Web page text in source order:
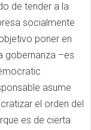
de tender a la
socialmente
poner en
gobernanza –es
asume
el orden del
es de cierta